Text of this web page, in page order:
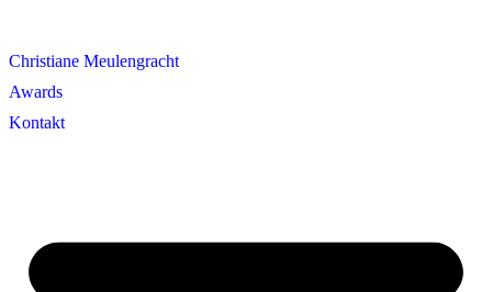
Christiane Meulengracht
Awards
Kontakt